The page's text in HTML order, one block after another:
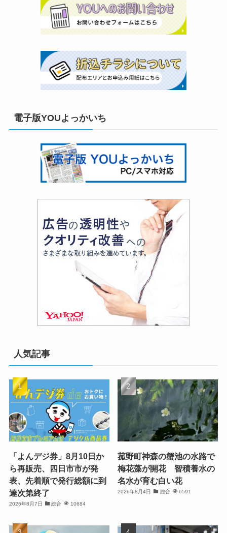
電子版YOUよっかいち
人気記事
「よんデジ券」8月10日か
ら再販売、四日市市が発
表、先着順で発行総額に到
達次第終了
2026年8月7日 総合 10684
菰野町神森の蟹池の水路で
梅花藻が開花 智積養水の
名水が育む白い花
2026年8月4日 総合 6591